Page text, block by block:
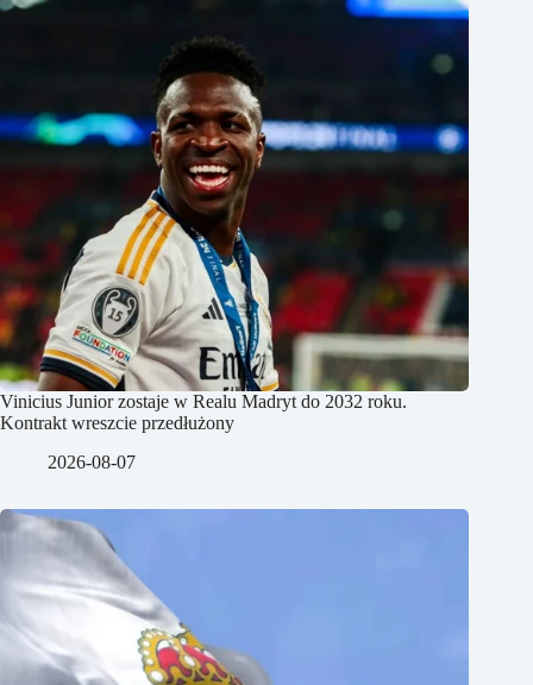
Vinicius Junior zostaje w Realu Madryt do 2032 roku.
Kontrakt wreszcie przedłużony
2026-08-07